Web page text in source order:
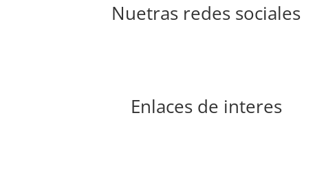
Nuetras redes sociales
Enlaces de interes